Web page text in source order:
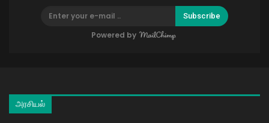
Subscribe
Powered by
அரசியல்